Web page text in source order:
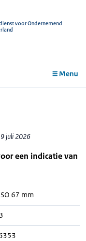
voor Ondernemend
Menu
9 juli 2026
een indicatie van
67 mm